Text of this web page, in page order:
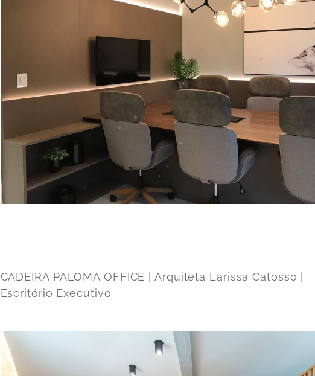
CADEIRA PALOMA OFFICE | Arquiteta Larissa Catosso |
Escritório Executivo